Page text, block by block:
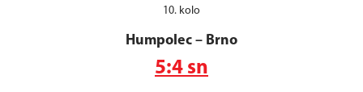
10. kolo
Humpolec – Brno
5:4 sn